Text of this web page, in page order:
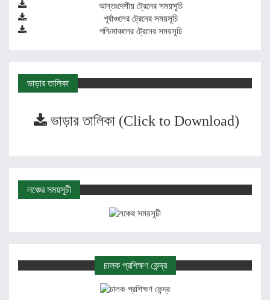
আন্তঃদেশীয় ট্রেনের সময়সূচি
পূর্বাঞ্চলের ট্রেনের সময়সূচি
পশ্চিমাঞ্চলের ট্রেনের সময়সূচি
ভাড়ার তালিকা
ভাড়ার তালিকা (Click to Download)
লঞ্চের সময়সূচী
চালক প্রশিক্ষণ কেন্দ্র